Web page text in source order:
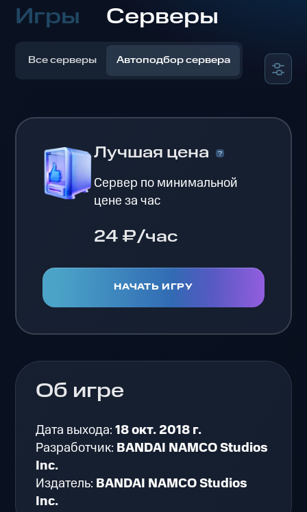
Игры Серверы
Все серверы Автоподбор сервера
Лучшая цена
Сервер по минимальной
цене за час
24 ₽/час
НАЧАТЬ ИГРУ
Об игре
Дата выхода:18 окт. 2018 г.
Разработчик: BANDAI NAMCO Studios
Inc.
Издатель: BANDAI NAMCO Studios
Inc.